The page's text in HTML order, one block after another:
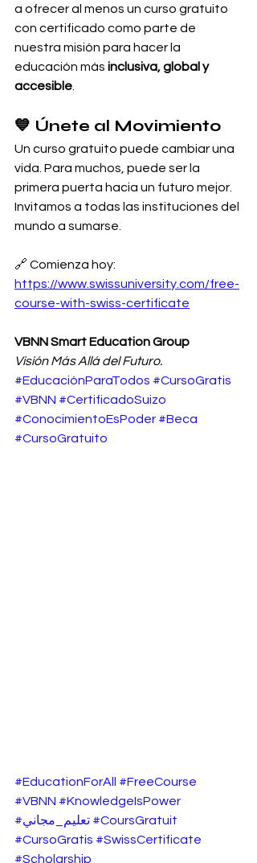
a ofrecer al menos un curso gratuito
con certificado como parte de
nuestra misión para hacer la
educación más inclusiva, global y
accesible
💙 Únete al Movimiento
Un curso gratuito puede cambiar una
vida. Para muchos, puede ser la
primera puerta hacia un futuro mejor.
Invitamos a todas las instituciones del
mundo a sumarse.
🔗 Comienza hoy:
https://www.swissuniversity.com/free-
course-with-swiss-certificate
VBNN Smart Education Group
Visión Más Allá del Futuro.
#EducaciónParaTodos #CursoGratis
#VBNN #CertificadoSuizo
#ConocimientoEsPoder #Beca
#CursoGratuito
#EducationForAll
#FreeCourse
#VBNN #KnowledgeIsPower
#تعليم_مجاني #CoursGratuit
#CursoGratis #SwissCertificate
#Scholarship